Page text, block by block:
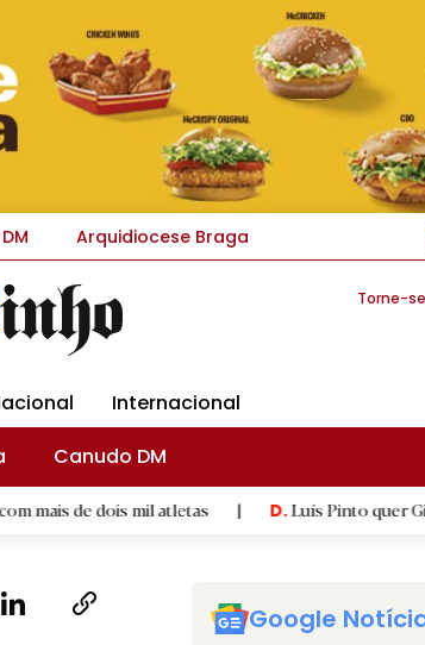
Arquidiocese Braga
Torne-
Internacional
Canudo DM
mil atletas | D.Luís Pinto quer Gil Vicente com
Google